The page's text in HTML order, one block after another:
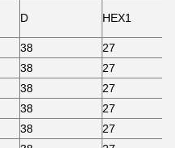
D HEX1
38
27
38
27
38
27
38
27
38
27